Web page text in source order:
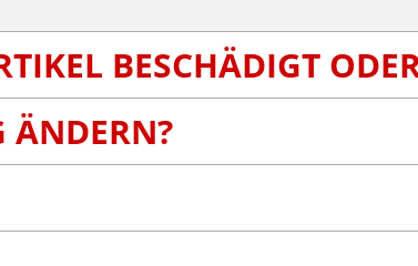
BESCHÄDIGT
ÄNDERN?